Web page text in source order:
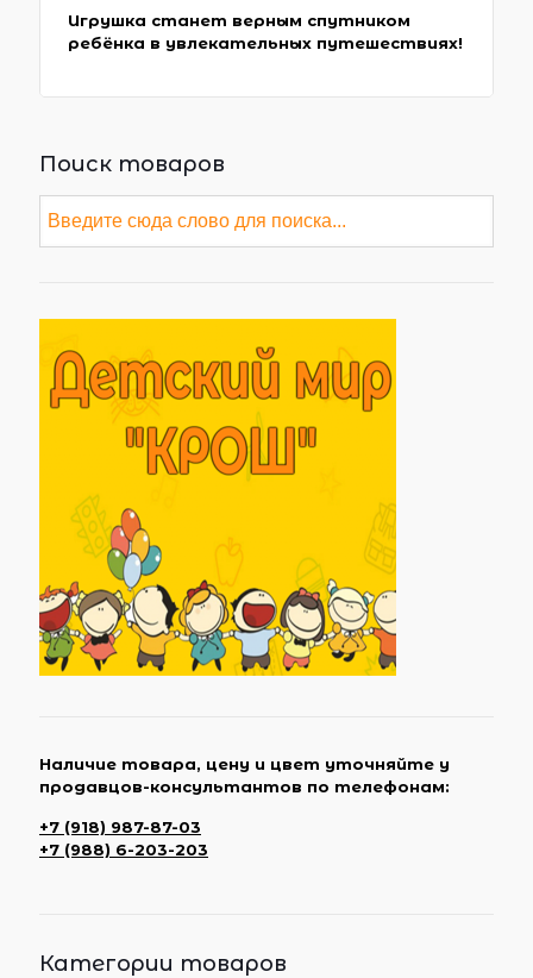
Игрушка станет верным спутником
ребёнка в увлекательных путешествиях!
Поиск товаров
Наличие товара, цену и цвет уточняйте у
продавцов-консультантов по телефонам:
+7 (918) 987-87-03
+7 (988) 6-203-203
Категории товаров